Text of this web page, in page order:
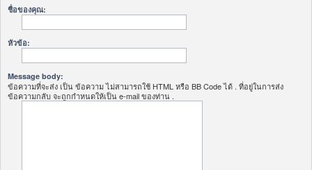
ชื่อของคุณ:
หัวข้อ:
Message body:
ข้อความที่จะส่ง เป็น ข้อความ ไม่สามารถใช้ HTML หรือ BB Code ได้ . ที่อยู่ในการส่ง
ข้อความกลับ จะถูกกำหนดให้เป็น e-mail ของท่าน .